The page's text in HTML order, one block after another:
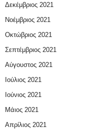
Δεκέμβριος 2021
Νοέμβριος 2021
Οκτώβριος 2021
Σεπτέμβριος 2021
Αύγουστος 2021
Ιούλιος 2021
Ιούνιος 2021
Μάιος 2021
Απρίλιος 2021